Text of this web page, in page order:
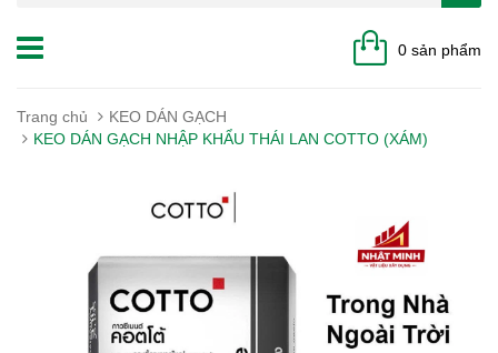
0 sản phẩm
Trang chủ
KEO DÁN GẠCH
KEO DÁN GẠCH NHẬP KHẨU THÁI LAN COTTO (XÁM)